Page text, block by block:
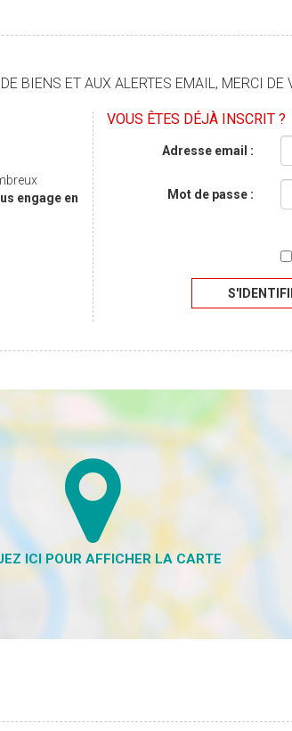
BIENS ET AUX ALERTES EMAIL, MERCI DE
engage en
VOUS ÊTES DÉJÀ INSCRIT ?
Adresse email :
Mot de passe :